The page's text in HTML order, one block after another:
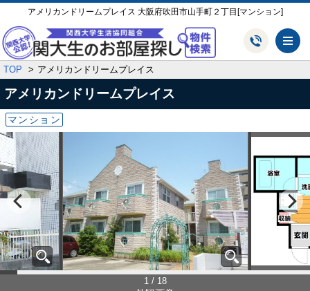
アメリカンドリームプレイス 大阪府吹田市山手町２丁目[マンション]
TOP アメリカンドリームプレイス
アメリカンドリームプレイス
マンション
1 / 18